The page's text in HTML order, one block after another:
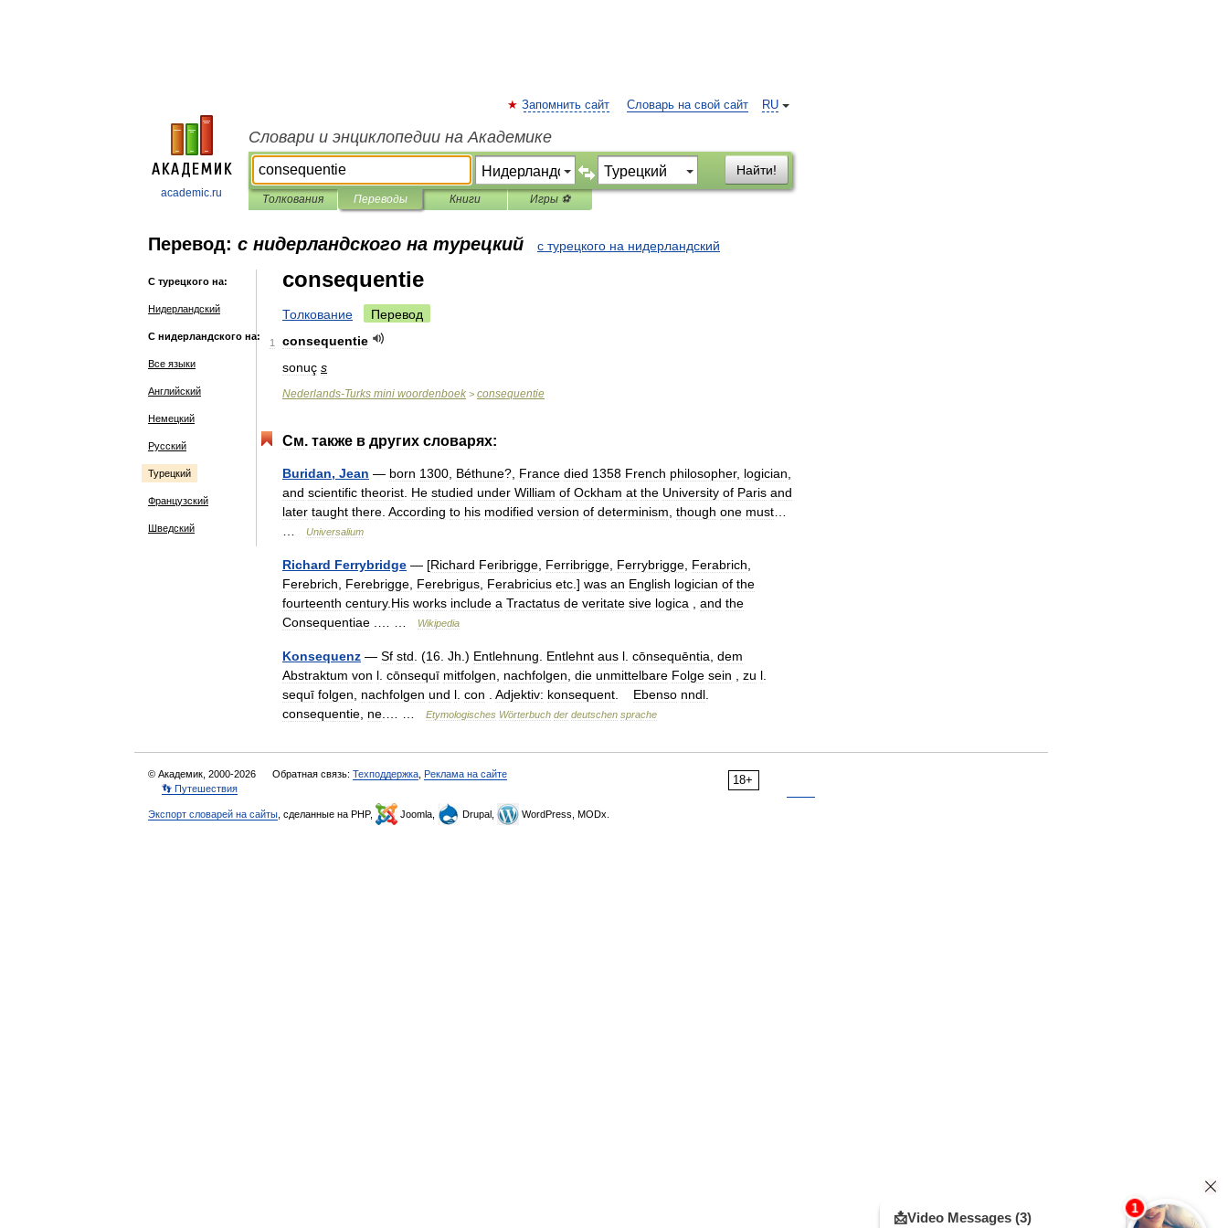
academic.ru
RU
Запомнить сайт Словарь на свой сайт
Словари и энциклопедии на Академике
Найти!
Толкования Переводы Книги Игры ⚽
Перевод: с нидерландского на турецкий с турецкого на нидерландский
С турецкого на:
Нидерландский
С нидерландского на:
Все языки
Английский
Немецкий
Русский
Турецкий
Французский
Шведский
consequentie
Толкование Перевод
1
consequentie
sonuç s
Nederlands-Turks mini woordenboek > consequentie
См. также в других словарях:
Buridan, Jean — born 1300 Béthune?, France died 1358 French philosopher, logician
and scientific theorist He studied under William of Ockham at the University of Paris and
later taught there According to his modified version of determinism though one must
Universalium
Richard Ferrybridge — [Richard Feribrigge Ferribrigge Ferrybrigge Ferabrich
Ferebrich
Ferebrigge Ferebrigus Ferabricius etc .] was an English logician of the
fourteenth century. His works include a Tractatus de veritate sive logica and the
Consequentiae
Wikipedia
Konsequenz — Sf std . (16 Jh .) Entlehnung Entlehnt aus l cōnsequēntia dem
Abstraktum von l cōnsequī mitfolgen nachfolgen die unmittelbare Folge sein zu l
sequī folgen nachfolgen und l con Adjektiv: konsequent Ebenso nndl
consequentie ne Etymologisches Wörterbuch der deutschen sprache
18+
© Академик, 2000-2026 Обратная связь: Техподдержка Реклама на сайте
👣 Путешествия
Экспорт словарей на сайты , сделанные на PHP, Joomla, Drupal, WordPress, MODx.